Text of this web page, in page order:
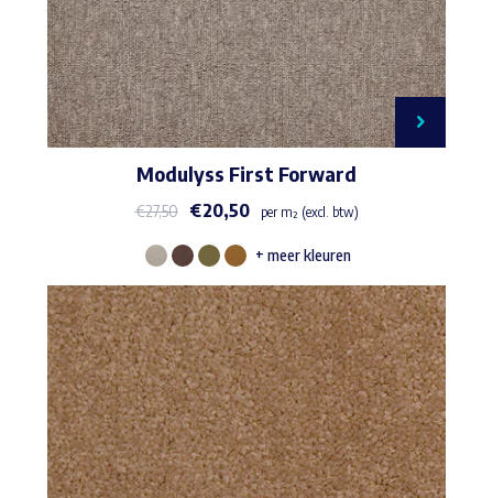
Modulyss First Forward
€27,50 €20,50 per m² (excl. btw)
Dit
product
heeft
meerdere
variaties.
Deze
optie
kan
+ meer kleuren